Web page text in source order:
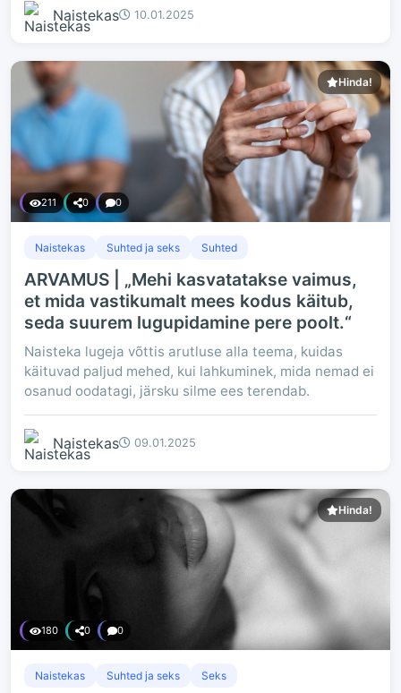
Naistekas 10.01.2025
Hinda!
211 0 0
Naistekas Suhted ja seks Suhted
ARVAMUS | „Mehi kasvatatakse vaimus,
et mida vastikumalt mees kodus käitub,
seda suurem lugupidamine pere poolt.“
Naisteka lugeja võttis arutluse alla teema, kuidas
käituvad paljud mehed, kui lahkuminek, mida nemad ei
osanud oodatagi, järsku silme ees terendab.
Naistekas 09.01.2025
Hinda!
180 0 0
Naistekas Suhted ja seks Seks